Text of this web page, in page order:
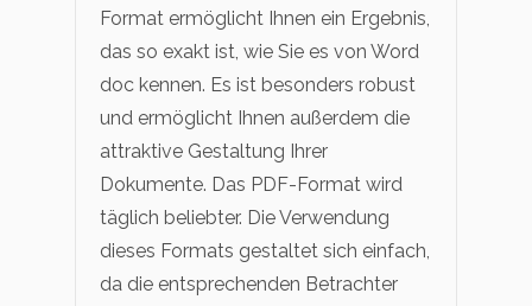
Format ermöglicht Ihnen ein Ergebnis,
das so exakt ist, wie Sie es von Word
doc kennen. Es ist besonders robust
und ermöglicht Ihnen außerdem die
attraktive Gestaltung Ihrer
Dokumente. Das PDF-Format wird
täglich beliebter. Die Verwendung
dieses Formats gestaltet sich einfach,
da die entsprechenden Betrachter